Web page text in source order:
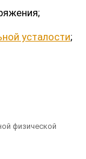
усталости;
физической